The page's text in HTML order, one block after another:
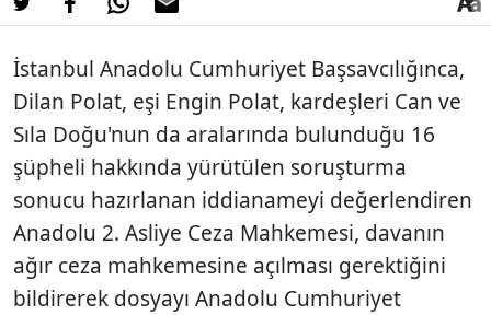
İstanbul Anadolu Cumhuriyet Başsavcılığınca,
Dilan Polat, eşi Engin Polat, kardeşleri Can ve
Sıla Doğu'nun da aralarında bulunduğu 16
şüpheli hakkında yürütülen soruşturma
sonucu hazırlanan iddianameyi değerlendiren
Anadolu 2. Asliye Ceza Mahkemesi, davanın
ağır ceza mahkemesine açılması gerektiğini
bildirerek dosyayı Anadolu Cumhuriyet